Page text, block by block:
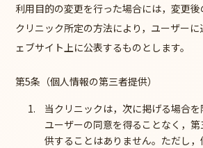
利用目的の変更を行った場合には，変更
クリニック所定の方法により，ユーザー
ェブサイト上に公表するものとします。
第5条（個人情報の第三者提供）
当クリニックは，次に掲げる場合
ユーザーの同意を得ることなく，
供することはありません。ただし